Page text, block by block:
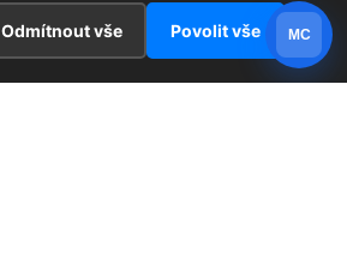
Odmítnout vše Povolit vše MC